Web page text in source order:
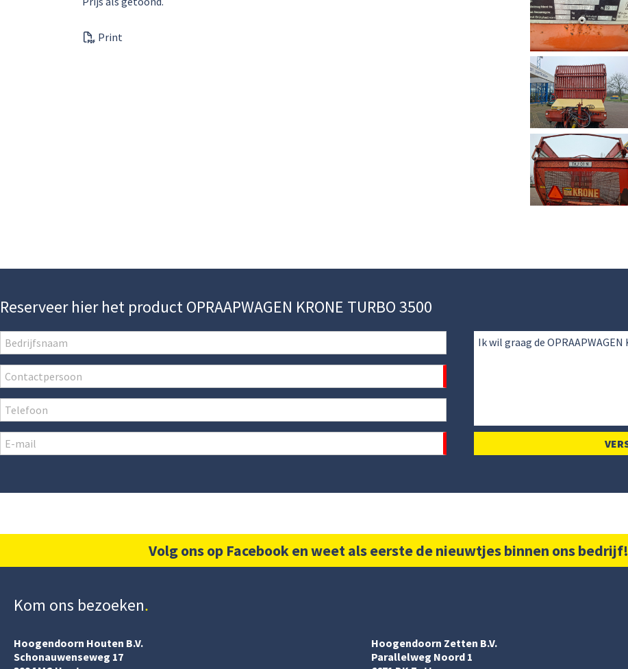
Print
Reserveer hier het product OPRAAPWAGEN KRONE TURBO 3500
Volg ons op Facebook en weet als eerste de nieuwtjes binnen ons bedrijf!
Kom ons bezoeken
Hoogendoorn Houten B.V.
Schonauwenseweg 17
Hoogendoorn Zetten B.V.
Parallelweg Noord 1